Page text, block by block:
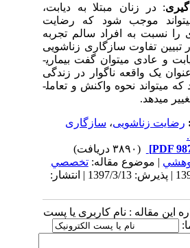
: در زنان مبتلا به دیابت،
موجب شود که رضایت
را نسبت به افراد سالم تجربه
تبیین تفاوت سازگاری زناشویی
و عادی می­توان گفت بیماری­
یک واقعه ناگوار در زندگی
می­تواند نحوه واکنش و تعامل­
می­دهد.
رضایت زناشویی،سازگاری
| موضوع مقاله:تخصصي
دریافت: 1396/10/4 | پذیرش: 1397/3/13 | انتشار:
این مقاله : نام کاربری یا پست